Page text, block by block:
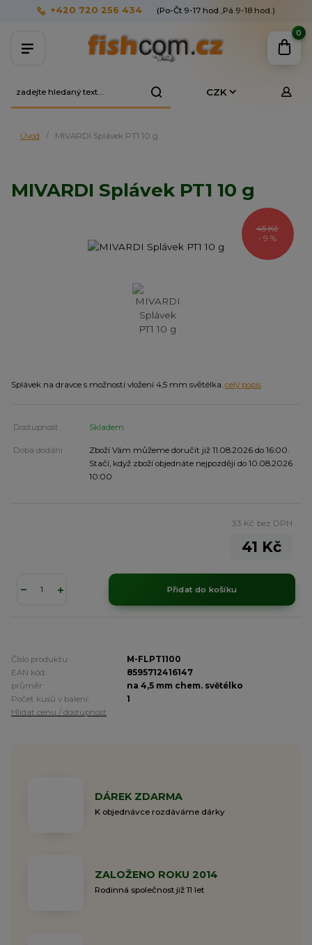
CZK
+420 720 256 434 (Po-Čt 9-17 hod.,Pá 9-18 hod.)
0
Úvod MIVARDI Splávek PT1 10 g
MIVARDI Splávek PT1 10 g
45 Kč
- 9 %
Splávek na dravce s možností vložení 4,5 mm světélka. celý popis
Dostupnost Skladem
Doba dodání
Zboží Vám můžeme doručit již 11.08.2026 do 16:00.
Stačí, když zboží objednáte nejpozději do 10.08.2026
10:00
41 Kč
33 Kč bez DPH
Přidat do košíku
Číslo produktu:
M-FLPT1100
EAN kód:
8595712416147
průměr:
na 4,5 mm chem. světélko
Počet kusů v balení:
1
Hlídat cenu / dostupnost
DÁREK ZDARMA
K objednávce rozdáváme dárky
ZALOŽENO ROKU 2014
Rodinná společnost již 11 let